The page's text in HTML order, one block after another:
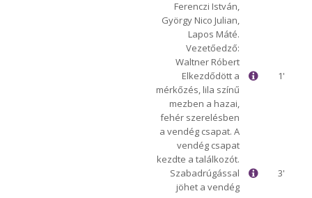
Ferenczi István,
György Nico Julian,
Lapos Máté.
Vezetőedző:
Waltner Róbert
1'
Elkezdődött a
mérkőzés, lila színű
mezben a hazai,
fehér szerelésben
a vendég csapat. A
vendég csapat
kezdte a találkozót.
3'
Szabadrúgással
jöhet a vendég